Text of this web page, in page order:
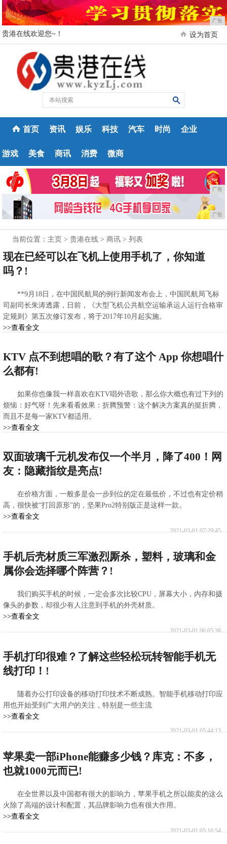
广告
贵港在线欢迎您~！ 设为首页
首页 资讯 娱乐 科技 汽车 时尚 企业
游戏 美食 商讯 消费 微商
广告
广告
当前位置： 主页 >贵港在线 >商讯 > 列表
现在已经可以在飞机上使用手机了，你知道
吗？!
**9月18日，在中国民航局的例行新闻发布会上，中国民航局飞标
司副司长朱涛透露，日前，《大型飞机公共航空运输承运人运行合格审
定规则》第五次修订发布，将于2017年10月起实施。
>>查看全文
KTV 点不到想唱的歌？有了这个 App 你想唱什
么都有!
如果你也像我一样喜欢在KTV唱外语歌，那么你大概也有过下列的
烦恼：好气呀！先来看看效果：折腾预警：这个解决方案真的挺折腾，
而且不是每一家KTV都适用。
>>查看全文
双面玻璃千元机发布仅一个半月，降了400！网
友：隐藏指纹是亮点!
在价格方面，一般多是会一步到位的定在最低价，不过也有定价稍
高，很快被“打回原形”的，坚果Pro2特别版正是这样一款。
>>查看全文
2021-03-01 07:29:45
手机后壳材质三军激烈厮杀，塑料，玻璃和金
属你会选择哪个阵营？!
我们购买手机的时候，一定会多次比较CPU，屏幕大小，内存和摄
像头的参数，却很少有人注意到手机的外壳材质。
>>查看全文
2021-03-01 06:05:38
手机打印很难？了解这些轻松玩转智能手机无
线打印！!
随着办公打印设备的移动打印技术不断成熟。智能手机移动打印应
用也开始受到广大用户的关注，特别是一些主流
>>查看全文
2021-03-01 05:44:13
苹果卖一部iPhone能赚多少钱？库克：不多，
也就1000元而已!
在全世界以及中国都有很大的影响力，苹果手机之所以能卖的这么
火除了高端的设计和配置，其品牌影响力也有很大作用。
>>查看全文
2021-03-01 05:16:54